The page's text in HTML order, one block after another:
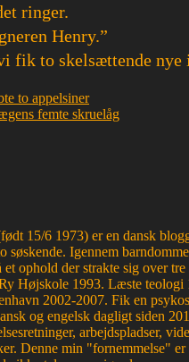
ringer.
Henry.”
fik to skelsættende nye
to appelsiner
femte skruelåg
15/6 1973) er en dansk
søskende. Igennem
ophold der strakte sig over
Højskole 1993. Læste
2002-2007. Fik en
og engelsk dagligt siden
arbejdspladser,
Denne min "fornemmelse"